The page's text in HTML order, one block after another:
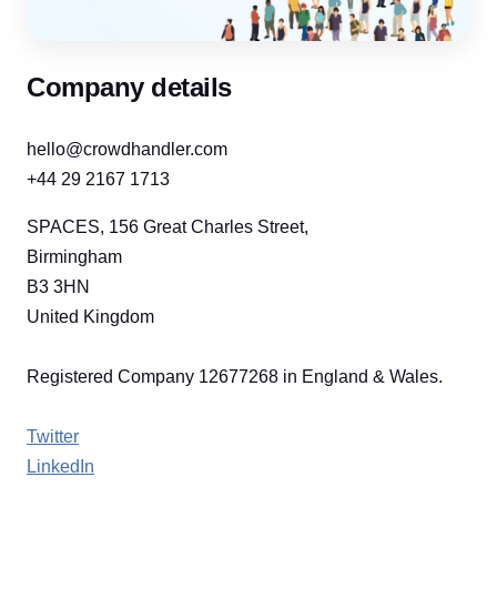
Company details
hello@crowdhandler.com
+44 29 2167 1713
SPACES, 156 Great Charles Street,
Birmingham
B3 3HN
United Kingdom
Registered Company 12677268 in England & Wales.
Twitter
LinkedIn